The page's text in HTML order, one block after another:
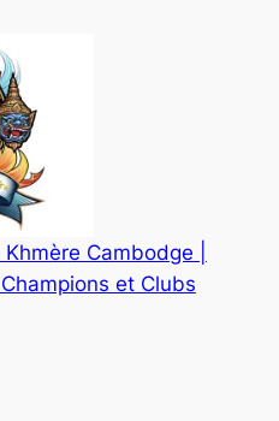
Cambodge |
et Clubs